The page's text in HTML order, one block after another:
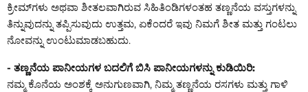
ಕ್ರೀಮ್‌ಗಳು ಅಥವಾ ಶೀತಲವಾಗಿರುವ ಸಿಹಿತಿಂಡಿಗಳಂತಹ ತಣ್ಣನೆಯ ವಸ್ತುಗಳನ್ನು
ತಿನ್ನುವುದನ್ನು ತಪ್ಪಿಸುವುದು ಉತ್ತಮ, ಏಕೆಂದರೆ ಇವು ನಿಮಗೆ ಶೀತ ಮತ್ತು ಗಂಟಲು
ನೋವನ್ನು ಉಂಟುಮಾಡಬಹುದು.
- ತಣ್ಣನೆಯ ಪಾನೀಯಗಳ ಬದಲಿಗೆ ಬಿಸಿ ಪಾನೀಯಗಳನ್ನು ಕುಡಿಯಿರಿ:
ನಮ್ಮ ಕೊನೆಯ ಅಂಶಕ್ಕೆ ಅನುಗುಣವಾಗಿ, ನಿಮ್ಮ ತಣ್ಣನೆಯ ರಸಗಳು ಮತ್ತು ಗಾಳಿ